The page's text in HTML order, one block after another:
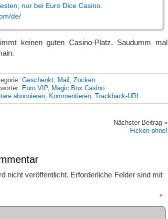
nur bei Euro Dice Casino.
de/
keinen guten Casino-Platz. Saudumm mal
Geschenkt, Mail Zocken
Euro VIP, Magic Box Casino
abonnieren; Kommentieren; Trackback-URI
Nächster Beitrag »
Ficken ohne!
nicht veröffentlicht. Erforderliche Felder sind mit
*